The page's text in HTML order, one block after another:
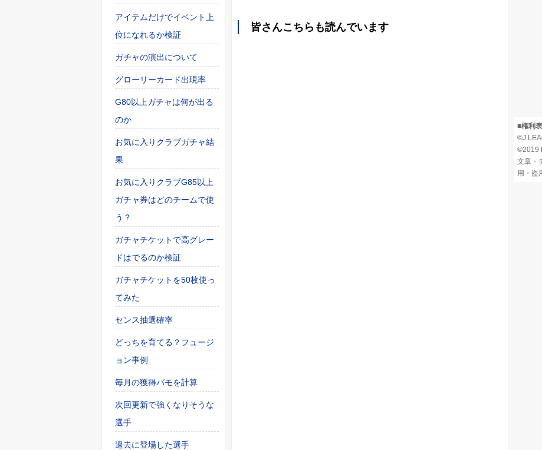
皆さんこちらも読んでいます
アイテムだけでイベント上
位になれるか検証
ガチャの演出について
グローリーカード出現率
G80以上ガチャは何が出る
のか
お気に入りクラブガチャ結
果
お気に入りクラブG85以上
ガチャ券はどのチームで使
う？
ガチャチケットで高グレー
ドはでるのか検証
ガチャチケットを50枚使っ
てみた
センス抽選確率
どっちを育てる？フュージ
ョン事例
毎月の獲得バモを計算
次回更新で強くなりそうな
選手
過去に登場した選手
■権利
©2019
文章・
用・盗